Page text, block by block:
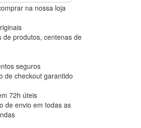
na nossa loja
de produtos, centenas de
seguros
de checkout garantido
72h úteis
de envio em todas as